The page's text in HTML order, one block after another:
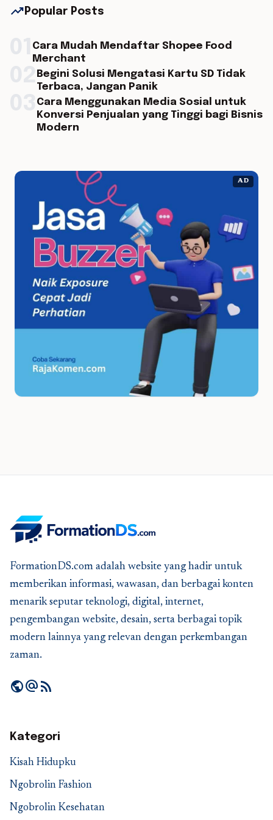
trending_up Popular Posts
Cara Mudah Mendaftar Shopee Food
Merchant
Begini Solusi Mengatasi Kartu SD Tidak
Terbaca, Jangan Panik
Cara Menggunakan Media Sosial untuk
Konversi Penjualan yang Tinggi bagi Bisnis
Modern
AD
FormationDS.com adalah website yang hadir untuk
memberikan informasi, wawasan, dan berbagai konten
menarik seputar teknologi, digital, internet,
pengembangan website, desain, serta berbagai topik
modern lainnya yang relevan dengan perkembangan
zaman.
publicalternate_emailrss_feed
Kategori
Kisah Hidupku
Ngobrolin Fashion
Ngobrolin Kesehatan